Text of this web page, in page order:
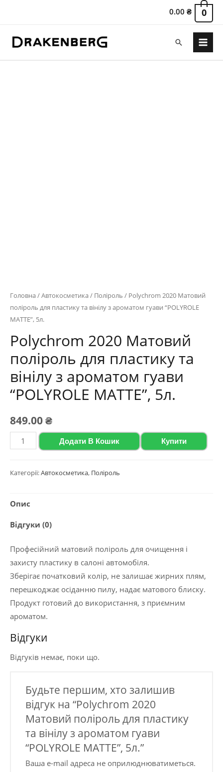
0.00₴ 0
Пошук
Main
Головна/Автокосметика/ Поліроль / Polychrom 2020 Матовий
поліроль для пластику та вінілу з ароматом гуави “POLYROLE
MATTE”, 5л.
Polychrom 2020 Матовий
поліроль для пластику та
вінілу з ароматом гуави
“POLYROLE MATTE”, 5л.
849.00₴
Polychrom
2020
поліроль
пластику
вінілу
з
ароматом
гуави
"POLYROLE
MATTE",
5л.
Додати В Кошик Купити
Категорії:Автокосметика, Поліроль
Опис
Відгуки (0)
Професійний матовий поліроль для очищення і
захисту пластику в салоні автомобіля.
Зберігає початковий колір, не залишає жирних плям,
перешкоджає осіданню пилу, надає матового блиску.
Продукт готовий до використання, з приємним
ароматом.
Відгуки
Відгуків немає, поки що.
Будьте першим, хто залишив
відгук на “Polychrom 2020
Матовий поліроль для пластику
та вінілу з ароматом гуави
“POLYROLE MATTE”, 5л.”
Ваша e-mail адреса не оприлюднюватиметься.